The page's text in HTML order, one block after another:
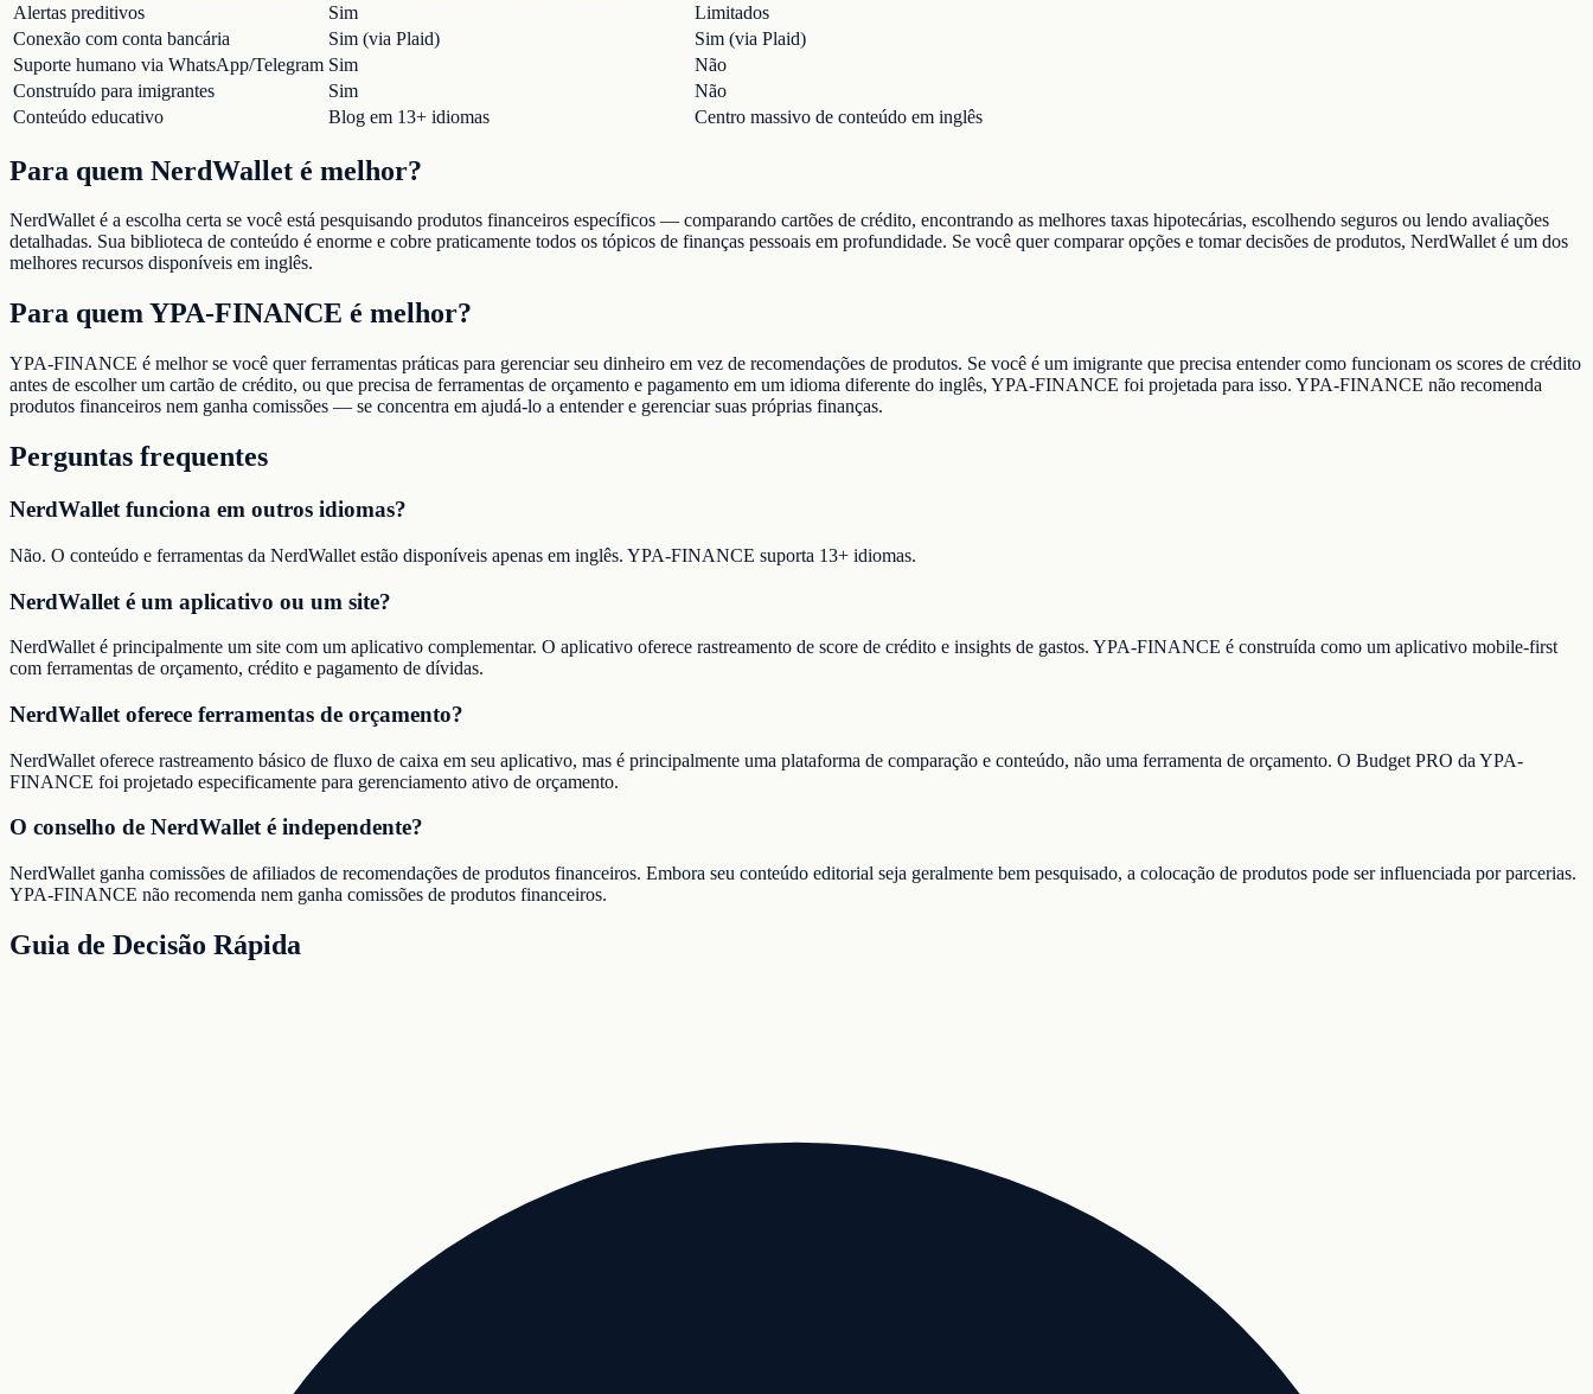
Alertas preditivos
Sim
Limitados
Conexão com conta bancária
Sim (via Plaid)
Sim (via Plaid)
Suporte humano via WhatsApp/Telegram Sim
Não
Construído para imigrantes
Sim
Não
Conteúdo educativo
Blog em 13+ idiomas Centro massivo de conteúdo em inglês
Para quem NerdWallet é melhor?
NerdWallet é a escolha certa se você está pesquisando produtos financeiros específicos — comparando cartões de crédito, encontrando as melhores taxas hipotecárias, escolhendo seguros ou lendo avaliações
detalhadas. Sua biblioteca de conteúdo é enorme e cobre praticamente todos os tópicos de finanças pessoais em profundidade. Se você quer comparar opções e tomar decisões de produtos, NerdWallet é um dos
melhores recursos disponíveis em inglês.
Para quem YPA-FINANCE é melhor?
YPA-FINANCE é melhor se você quer ferramentas práticas para gerenciar seu dinheiro em vez de recomendações de produtos. Se você é um imigrante que precisa entender como funcionam os scores de crédito
antes de escolher um cartão de crédito, ou que precisa de ferramentas de orçamento e pagamento em um idioma diferente do inglês, YPA-FINANCE foi projetada para isso. YPA-FINANCE não recomenda
produtos financeiros nem ganha comissões — se concentra em ajudá-lo a entender e gerenciar suas próprias finanças.
Perguntas frequentes
NerdWallet funciona em outros idiomas?
Não. O conteúdo e ferramentas da NerdWallet estão disponíveis apenas em inglês. YPA-FINANCE suporta 13+ idiomas.
NerdWallet é um aplicativo ou um site?
NerdWallet é principalmente um site com um aplicativo complementar. O aplicativo oferece rastreamento de score de crédito e insights de gastos. YPA-FINANCE é construída como um aplicativo mobile-first
com ferramentas de orçamento, crédito e pagamento de dívidas.
NerdWallet oferece ferramentas de orçamento?
NerdWallet oferece rastreamento básico de fluxo de caixa em seu aplicativo, mas é principalmente uma plataforma de comparação e conteúdo, não uma ferramenta de orçamento. O Budget PRO da YPA-
FINANCE foi projetado especificamente para gerenciamento ativo de orçamento.
O conselho de NerdWallet é independente?
NerdWallet ganha comissões de afiliados de recomendações de produtos financeiros. Embora seu conteúdo editorial seja geralmente bem pesquisado, a colocação de produtos pode ser influenciada por parcerias.
YPA-FINANCE não recomenda nem ganha comissões de produtos financeiros.
Guia de Decisão Rápida